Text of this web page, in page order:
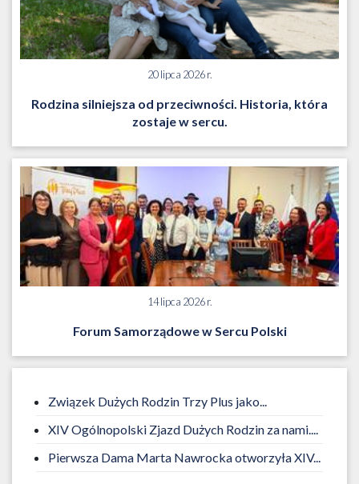
20 lipca 2026 r.
Rodzina silniejsza od przeciwności. Historia, która
zostaje w sercu.
14 lipca 2026 r.
Forum Samorządowe w Sercu Polski
Związek Dużych Rodzin Trzy Plus jako...
XIV Ogólnopolski Zjazd Dużych Rodzin za nami....
Pierwsza Dama Marta Nawrocka otworzyła XIV...